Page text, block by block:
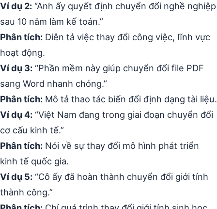
Ví dụ 2: “Anh ấy quyết định chuyển đổi nghề nghiệp
sau 10 năm làm kế toán.”
Phân tích: Diễn tả việc thay đổi công việc, lĩnh vực
hoạt động.
Ví dụ 3: “Phần mềm này giúp chuyển đổi file PDF
sang Word nhanh chóng.”
Phân tích: Mô tả thao tác biến đổi định dạng tài liệu.
Ví dụ 4: “Việt Nam đang trong giai đoạn chuyển đổi
cơ cấu kinh tế.”
Phân tích: Nói về sự thay đổi mô hình phát triển
kinh tế quốc gia.
Ví dụ 5: “Cô ấy đã hoàn thành chuyển đổi giới tính
thành công.”